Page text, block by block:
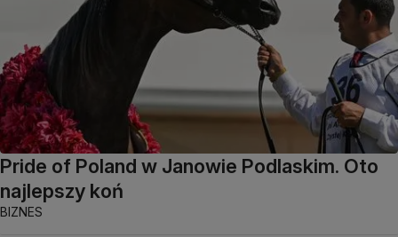
Pride of Poland w Janowie Podlaskim. Oto
najlepszy koń
BIZNES